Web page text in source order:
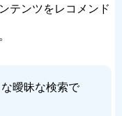
テンツをレコメンド
曖昧な検索で